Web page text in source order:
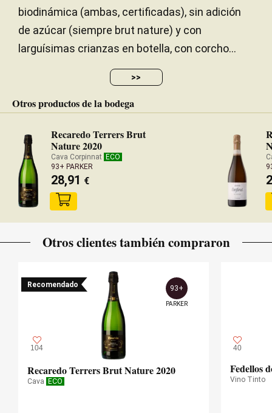
biodinámica (ambas, certificadas), sin adición
de azúcar (siempre brut nature) y con
larguísimas crianzas en botella, con corcho...
>>
Otros productos de la bodega
Recaredo Terrers Brut
Nature 2020
Cava Corpinnat ECO
93+ PARKER
28,91 €
Otros clientes también compraron
Recomendado
104
93+
PARKER
Recaredo Terrers Brut Nature 2020
Cava ECO
40
Fedellos
Vino Tinto